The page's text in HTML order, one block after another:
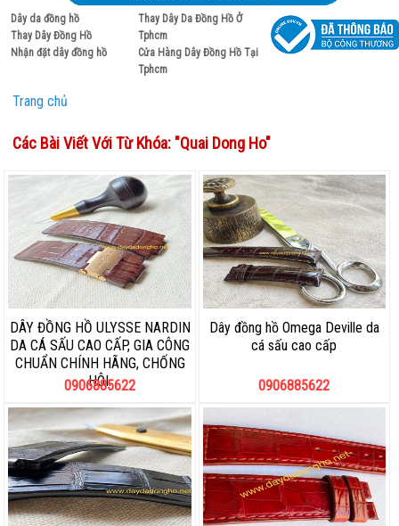
Dây da đồng hồ
Thay Dây Đồng Hồ
Nhận đặt dây đồng hồ
Thay Dây Da Đồng Hồ Ở
Tphcm
Cửa Hàng Dây Đồng Hồ Tại
Tphcm
Trang chủ
Các Bài Viết Với Từ Khóa: "Quai Dong Ho"
DÂY ĐỒNG HỒ ULYSSE NARDIN
DA CÁ SẤU CAO CẤP, GIA CÔNG
CHUẨN CHÍNH HÃNG, CHỐNG
HÔI.
0906885622
Dây đồng hồ Omega Deville da
cá sấu cao cấp
0906885622